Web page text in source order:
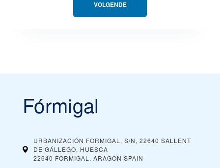
VOLGENDE
Fórmigal
URBANIZACIÓN FORMIGAL, S/N, 22640 SALLENT
DE GÁLLEGO, HUESCA
22640 FORMIGAL, ARAGON SPAIN